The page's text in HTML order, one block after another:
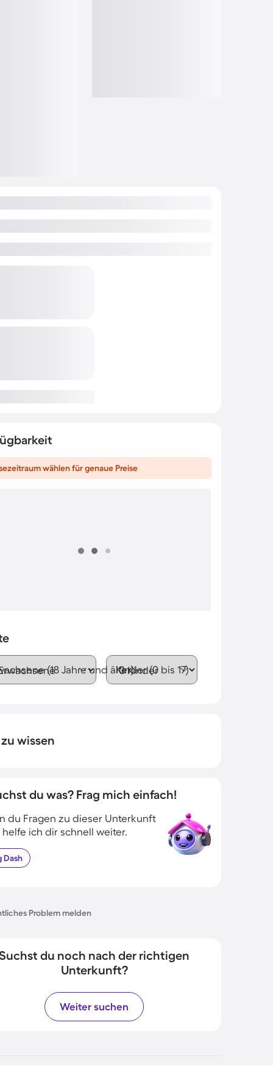
wählen für genaue Preise
(18 Jahre und älter)Kinder (0 bis 17)
wissen
du was? Frag mich einfach!
du Fragen zu dieser Unterkunft
helfe ich dir schnell weiter.
Dash
Problem melden
du noch nach der richtigen
Unterkunft?
Weiter suchen